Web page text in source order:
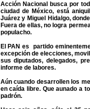
Acción Nacional busca por
ciudad de México, está
Juárez y Miguel Hidalgo,
Fuera de ellas, no logra
populacho.
El PAN es partido
excepción de elecciones,
sus diputados, delegados,
informe de labores.
Aún cuando desarrollen los
en caída libre. Que aunado a
padrón.